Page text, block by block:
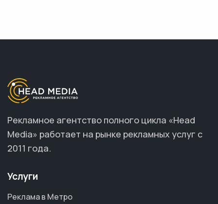
Рекламное агентство полного цикла «Head
Media» работает на рынке рекламных услуг с
2011 года.
Услуги
Реклама в Метро